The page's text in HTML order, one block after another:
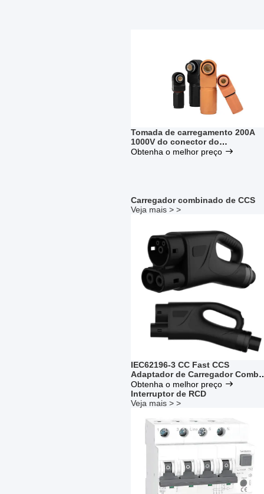
Tomada de carregamento 200A
1000V do conector do
armazenamento de energia dos
Obtenha o melhor preço
Carregador combinado de CCS
Veja mais > >
IEC62196-3 CC Fast CCS
Adaptador de Carregador Combo
Resistência de Isolamento IP69K
Obtenha o melhor preço
Interruptor de RCD
Veja mais > >